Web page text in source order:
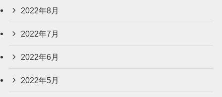
2022年8月
2022年7月
2022年6月
2022年5月